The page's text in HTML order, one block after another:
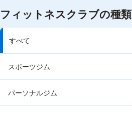
フィットネスクラブの種類
すべて
スポーツジム
パーソナルジム